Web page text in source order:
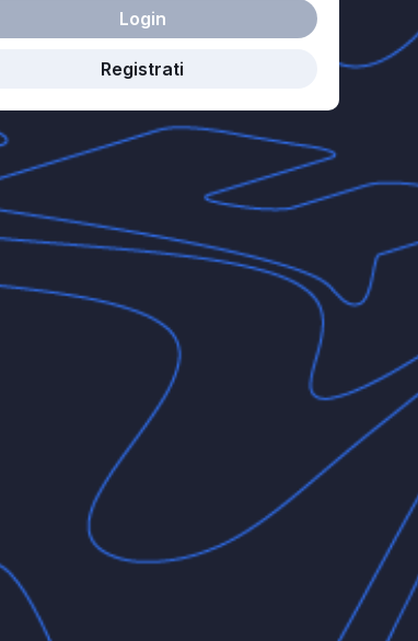
Login
Registrati